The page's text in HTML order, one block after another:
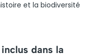
et la biodiversité
dans la